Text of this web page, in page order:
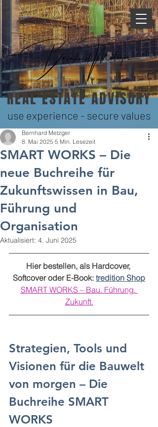
use experience - secure values
REAL ESTATE ADVISORY
SMART WORKS – Die
neue Buchreihe für
Zukunftswissen in Bau,
Führung und
Organisation
Bernhard Metzger
8. Mai 2025 5 Min. Lesezeit
Aktualisiert: 4. Juni 2025
Hier bestellen, als Hardcover,
Softcover oder E-Book: tredition Shop
SMART WORKS – Bau. Führung.
Zukunft.
Strategien, Tools und
Visionen für die Bauwelt
von morgen – Die
Buchreihe SMART
WORKS